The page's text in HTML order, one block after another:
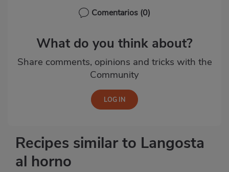
Comentarios (0)
What do you think about?
Share comments, opinions and tricks with the
Community
Recipes similar to Langosta
al horno